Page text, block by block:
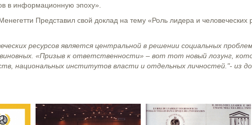
в информационную эпоху».
Представил свой доклад на тему «Роль лидера и
ресурсов является центральной в решении социальных
«Призыв к ответственности» – вот тот новый лозунг,
национальных институтов власти и отдельных личностей."- из